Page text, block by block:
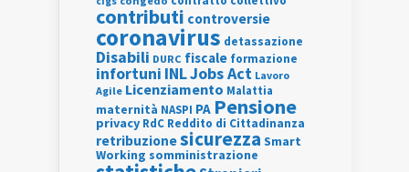
contributi controversie
coronavirus detassazione
Disabili DURC fiscale formazione
infortuni INLJobs Act Lavoro
Agile Licenziamento Malattia
maternità NASPI PA Pensione
privacy RdC Reddito di Cittadinanza
retribuzionesicurezza Smart
Working somministrazione